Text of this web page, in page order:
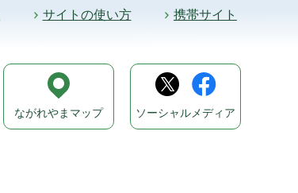
サイトの使い方 携帯サイト
ながれやまマップ ソーシャルメディア